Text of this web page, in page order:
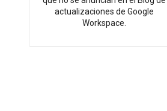
actualizaciones de Google
Workspace.